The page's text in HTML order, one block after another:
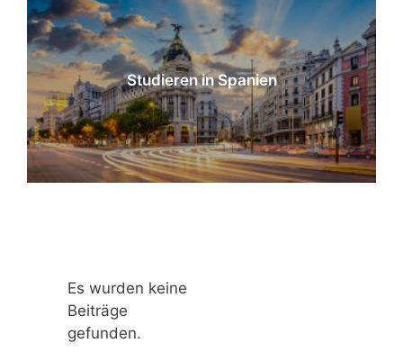
Studieren in Spanien
Es wurden keine
Beiträge
gefunden.